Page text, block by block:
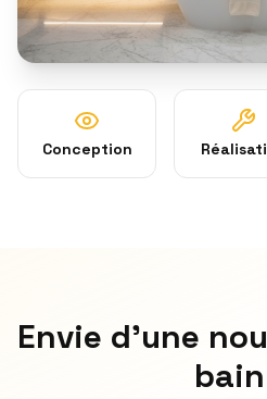
Conception
Envie d'une